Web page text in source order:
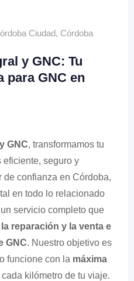
Ciudad, Córdoba
y GNC: Tu
para GNC en
GNC, transformamos tu
eficiente, seguro y
de confianza en Córdoba,
en todo lo relacionado
servicio completo que
reparación y la venta e
GNC. Nuestro objetivo es
funcione con la máxima
cada kilómetro de tu viaje.